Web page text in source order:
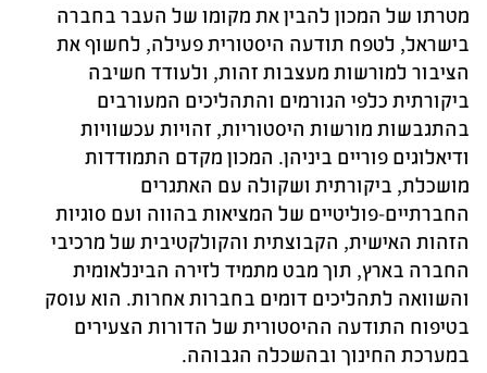
מטרתו של המכון להבין את מקומו של העבר בחברה
בישראל, לטפח תודעה היסטורית פעילה, לחשוף את
הציבור למורשות מעצבות זהות, ולעודד חשיבה
ביקורתית כלפי הגורמים והתהליכים המעורבים
בהתגבשות מורשות היסטוריות, זהויות עכשוויות
ודיאלוגים פוריים ביניהן. המכון מקדם התמודדות
מושכלת, ביקורתית ושקולה עם האתגרים
החברתיים-פוליטיים של המציאות בהווה ועם סוגיות
הזהות האישית, הקבוצתית והקולקטיבית של מרכיבי
החברה בארץ, תוך מבט מתמיד לזירה הבינלאומית
והשוואה לתהליכים דומים בחברות אחרות. הוא עוסק
בטיפוח התודעה ההיסטורית של הדורות הצעירים
במערכת החינוך ובהשכלה הגבוהה.